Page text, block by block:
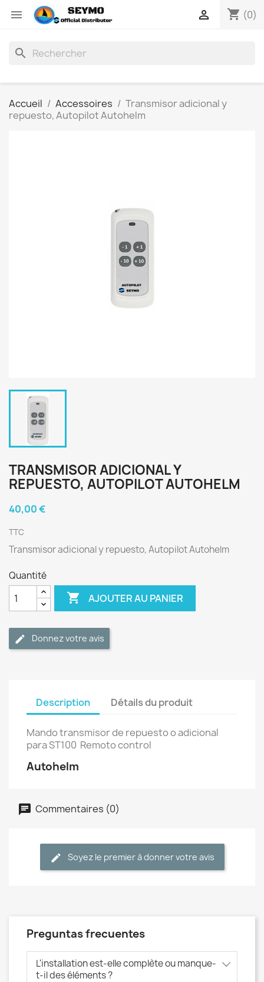
 shopping_cart (0)

search
Accueil Accessoires
Transmisor adicional y
repuesto, Autopilot Autohelm
TRANSMISOR ADICIONAL Y
REPUESTO, AUTOPILOT AUTOHELM
40,00 €
TTC
Transmisor adicional y repuesto, Autopilot Autohelm
Quantité
 AJOUTER AU PANIER
Donnez votre avis
Description Détails du produit
Mando transmisor de repuesto o adicional
para ST100 Remoto control
Autohelm
Commentaires (0)
Soyez le premier à donner votre avis
Preguntas frecuentes
L'installation est-elle complète ou manque-
t-il des éléments ?